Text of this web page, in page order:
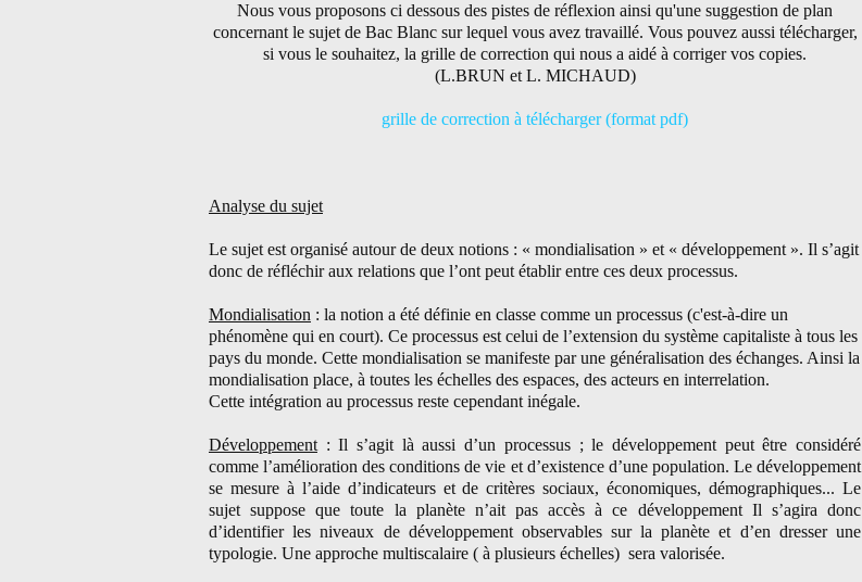
Nous vous proposons ci dessous des pistes de réflexion ainsi qu'une suggestion de plan
concernant le sujet de Bac Blanc sur lequel vous avez travaillé. Vous pouvez aussi télécharger,
si vous le souhaitez, la grille de correction qui nous a aidé à corriger vos copies.
(L.BRUN et L. MICHAUD)
grille de correction à télécharger (format pdf)
Analyse du sujet
Le sujet est organisé autour de deux notions : « mondialisation » et « développement ». Il s’agit
donc de réfléchir aux relations que l’ont peut établir entre ces deux processus.
Mondialisation : la notion a été définie en classe comme un processus (c'est-à-dire un
phénomène qui en court). Ce processus est celui de l’extension du système capitaliste à tous les
pays du monde. Cette mondialisation se manifeste par une généralisation des échanges. Ainsi la
mondialisation place, à toutes les échelles des espaces, des acteurs en interrelation.
Cette intégration au processus reste cependant inégale.
Développement : Il s’agit là aussi d’un processus ; le développement peut être considéré
comme l’amélioration des conditions de vie et d’existence d’une population. Le développement
se mesure à l’aide d’indicateurs et de critères sociaux, économiques, démographiques... Le
sujet suppose que toute la planète n’ait pas accès à ce développement Il s’agira donc
d’identifier les niveaux de développement observables sur la planète et d’en dresser une
typologie. Une approche multiscalaire ( à plusieurs échelles) sera valorisée.